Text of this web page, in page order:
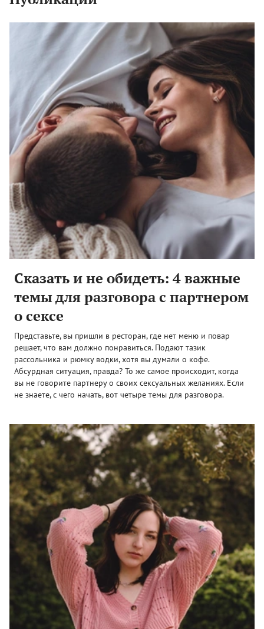
Сказать и не обидеть: 4 важные
темы для разговора с партнером
о сексе
Представьте, вы пришли в ресторан, где нет меню и повар
решает, что вам должно понравиться. Подают тазик
рассольника и рюмку водки, хотя вы думали о кофе.
Абсурдная ситуация, правда? То же самое происходит, когда
вы не говорите партнеру о своих сексуальных желаниях. Если
не знаете, с чего начать, вот четыре темы для разговора.